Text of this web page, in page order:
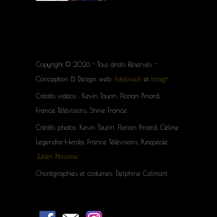
Copyright © 2026 - Tous droits Réservés -
Conception & Design web: FotoLive.fr et Imag+
Crédits vidéos : Kevin Taurin, Florian Pinard,
France Télévisions, Shine France
Crédits photos: Kevin Taurin, Florian Pinard, Céline
Legendre-Herda, France Télévisions, Purepeole,
Julien Pitinome
Chorégraphies et costumes: Delphine Calmant